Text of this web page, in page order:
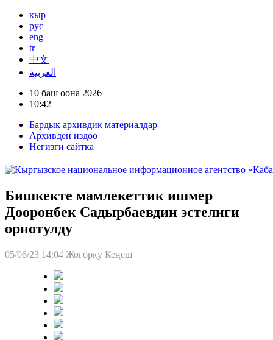
кыр
рус
eng
tr
中文
العربية
10 баш оона 2026
10:42
Бардык архивдик материалдар
Архивден издөө
Негизги сайтка
Бишкекте мамлекеттик ишмер
Дооронбек Садырбаевдин эстелиги
орнотулду
05/06/23 14:04 Жогорку Кеңеш